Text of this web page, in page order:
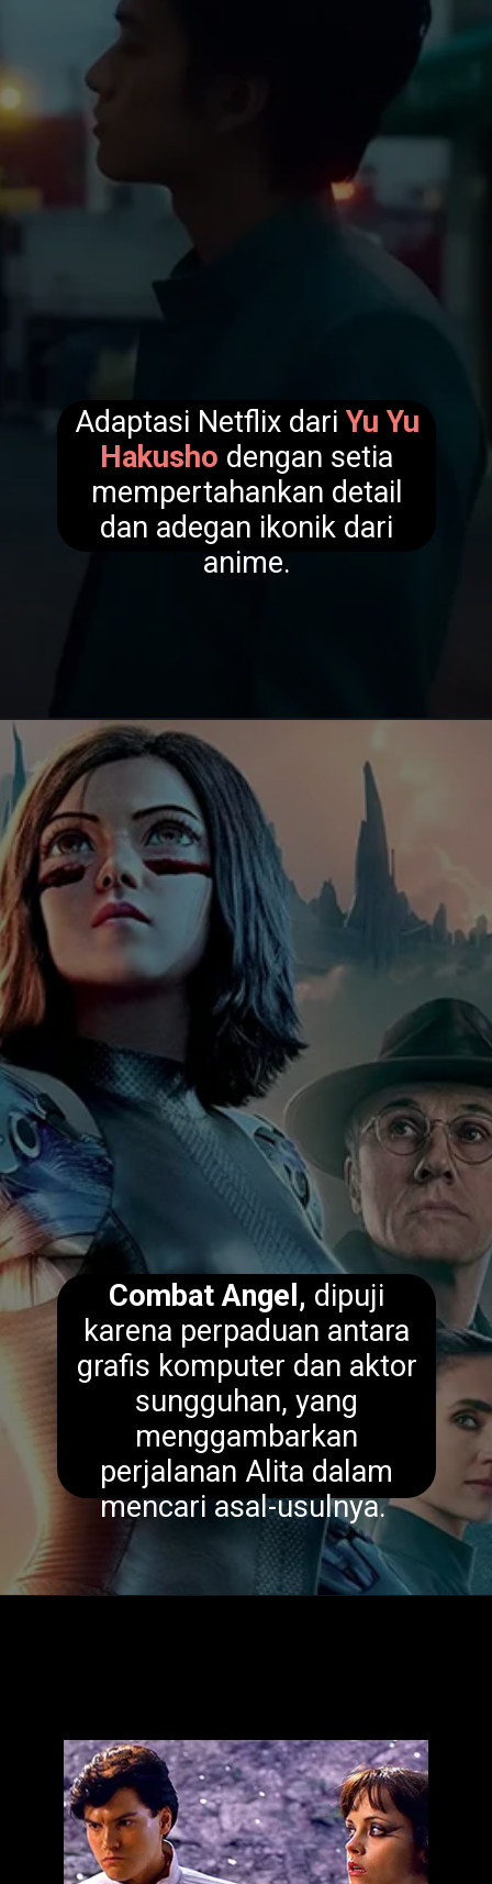
Adaptasi Netflix dariYu Yu
Hakusho dengan setia
mempertahankan detail
dan adegan ikonik dari
anime.
Combat Angel, dipuji
karena perpaduan antara
grafis komputer dan aktor
sungguhan, yang
menggambarkan
perjalanan Alita dalam
mencari asal-usulnya.